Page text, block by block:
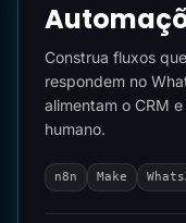
Construa fluxos
respondem no
alimentam o CRM
humano.
n8n Make